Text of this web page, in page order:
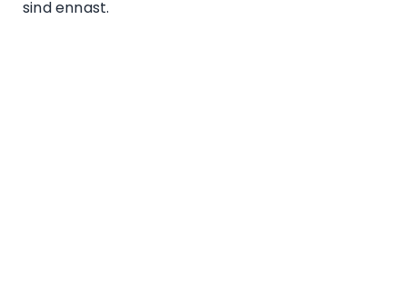
sind ennast.